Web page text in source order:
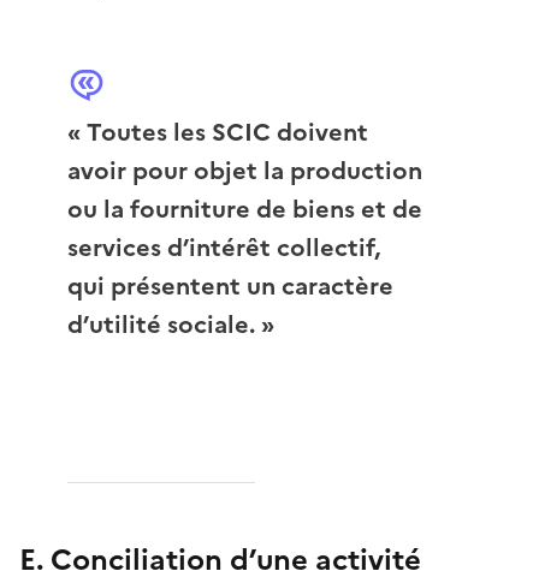
« Toutes les SCIC doivent
avoir pour objet la production
ou la fourniture de biens et de
services d’intérêt collectif,
qui présentent un caractère
d’utilité sociale. »
E. Conciliation d’une activité